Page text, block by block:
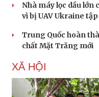
Nhà máy lọc dầu lớn
vì bị UAV Ukraine
Trung Quốc hoàn
chất Mặt Trăng mới
XÃ HỘI